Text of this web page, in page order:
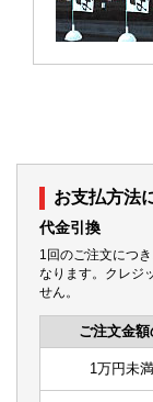
お支払方法
代金引換
1回のご注文につ
なります。クレジ
せん。
ご注文金
1万円未